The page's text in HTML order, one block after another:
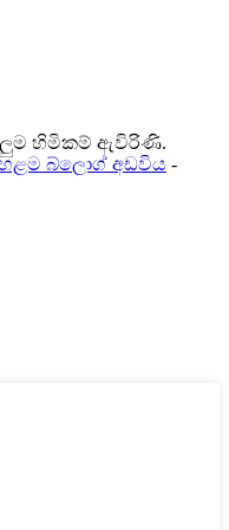
හිමිකම් ඇවිරිණි.
බ්ලොග් අඩවිය -